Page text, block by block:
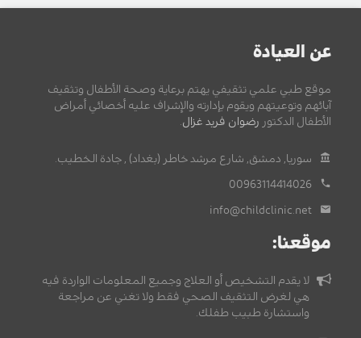
عن العيادة
موقع طبي علمي تثقيفي يهتم برعاية وصحة الأطفال وتثقيف
آبائهم وتوعيتهم ويقوم بإدارته والإشراف عليه أخصائي أمراض
الأطفال الدكتور رضوان فريد غزال
سوريا, دمشق, شارع مرشد خاطر (بغداد) , جادة الخطيب.
00963114414026
info@childclinic.net
موقعنا:
لا يقدم التشخيص أو العلاج وجميع المعلومات الواردة فيه
هي لغرض التثقيف الصحي فقط ولا تغني عن مراجعة
واستشارة طبيب طفلك.